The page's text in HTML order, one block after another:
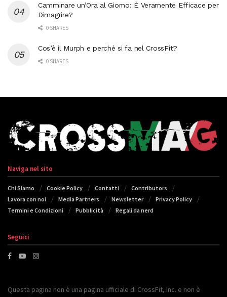
Camminare un’Ora al Giorno: È Veramente Efficace per
Dimagrire?
0 SHARES
Cos’è il Murph e perché si fa nel CrossFit?
0 SHARES
Naviga nel sito
Chi Siamo Cookie Policy Contatti
Contributors
Lavora con noi
Media Partners Newsletter
Privacy Policy
Termini e Condizioni
Pubblicità Regali da nerd
Seguici
Questa pagina non è una pagina ufficiale di CrossFit, Inc. e non è